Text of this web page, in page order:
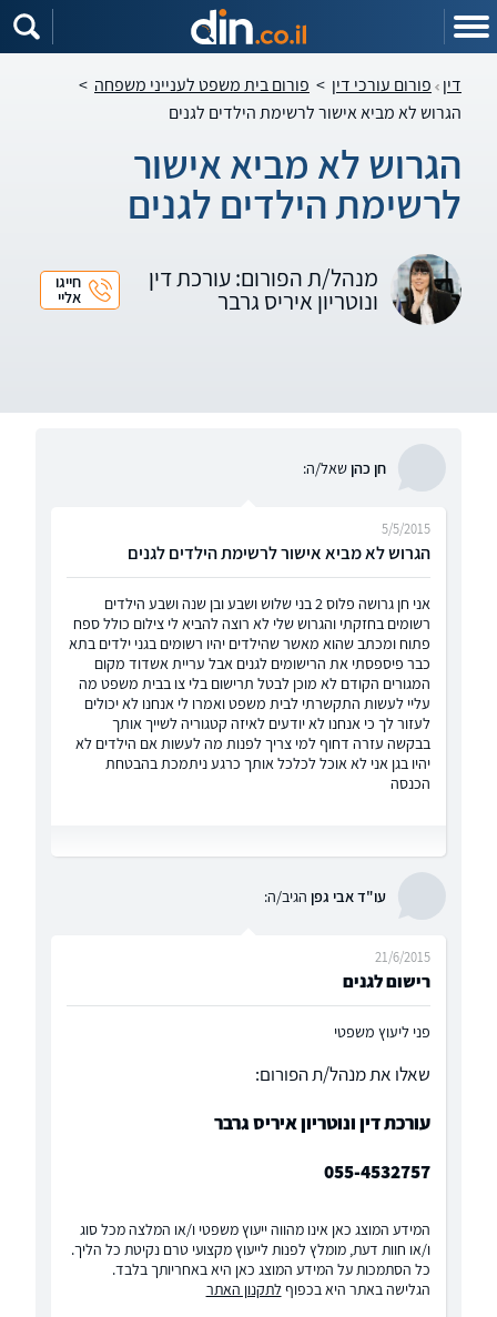
דין פורום עורכי דין > פורום בית משפט לענייני משפחה >
הגרוש לא מביא אישור לרשימת הילדים לגנים
הגרוש לא מביא אישור
לרשימת הילדים לגנים
מנהל/ת הפורום: עורכת דין
ונוטריון איריס גרבר
חייגו
אליי
חן כהןשאל/ה:
הגרוש לא מביא אישור לרשימת הילדים לגנים
5/5/2015
אני חן גרושה פלוס 2 בני שלוש ושבע ובן שנה ושבע הילדים
רשומים בחזקתי והגרוש שלי לא רוצה להביא לי צילום כולל ספח
פתוח ומכתב שהוא מאשר שהילדים יהיו רשומים בגני ילדים בתא
כבר פיספסתי את הרישומים לגנים אבל עריית אשדוד מקום
המגורים הקודם לא מוכן לבטל תרישום בלי צו בבית משפט מה
עליי לעשות התקשרתי לבית משפט ואמרו לי אנחנו לא יכולים
לעזור לך כי אנחנו לא יודעים לאיזה קטגוריה לשייך אותך
בבקשה עזרה דחוף למי צריך לפנות מה לעשות אם הילדים לא
יהיו בגן אני לא אוכל לכלכל אותך כרגע ניתמכת בהבטחת
הכנסה
עו"ד אבי גפן הגיב/ה:
רישום לגנים
21/6/2015
פני ליעוץ משפטי
שאלו את מנהל/ת הפורום:
עורכת דין ונוטריון איריס גרבר
055-4532757
המידע המוצג כאן אינו מהווה ייעוץ משפטי ו/או המלצה מכל סוג
ו/או חוות דעת, מומלץ לפנות לייעוץ מקצועי טרם נקיטת כל הליך.
כל הסתמכות על המידע המוצג כאן היא באחריותך בלבד.
הגלישה באתר היא בכפוף לתקנון האתר